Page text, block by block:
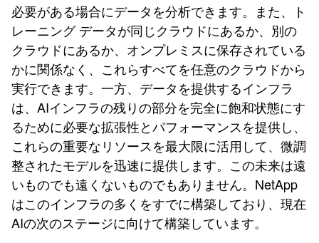
必要がある場合にデータを分析できます。また、ト
レーニング データが同じクラウドにあるか、別の
クラウドにあるか、オンプレミスに保存されている
かに関係なく、これらすべてを任意のクラウドから
実行できます。一方、データを提供するインフラ
は、AIインフラの残りの部分を完全に飽和状態にす
るために必要な拡張性とパフォーマンスを提供し、
これらの重要なリソースを最大限に活用して、微調
整されたモデルを迅速に提供します。この未来は遠
いものでも遠くないものでもありません。NetApp
はこのインフラの多くをすでに構築しており、現在
AIの次のステージに向けて構築しています。